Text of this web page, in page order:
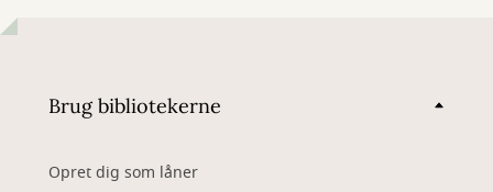
Brug bibliotekerne
Opret dig som låner